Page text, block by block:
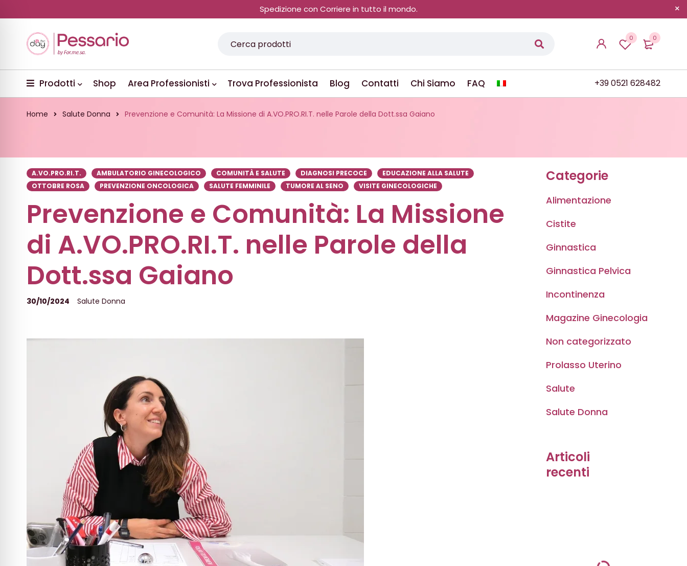
Spedizione con Corriere in tutto il mondo.
0
0
Prodotti Shop Area Professionisti Trova Professionista Blog Contatti Chi Siamo FAQ +39 0521 628482
Home Salute Donna Prevenzione e Comunità: La Missione di A.VO.PRO.RI.T. nelle Parole della Dott.ssa Gaiano
A.VO.PRO.RI.T. AMBULATORIO GINECOLOGICO COMUNITÀ E SALUTE DIAGNOSI PRECOCE
EDUCAZIONE ALLA SALUTE
OTTOBRE ROSA
PREVENZIONE ONCOLOGICA SALUTE FEMMINILE TUMORE AL SENO VISITE GINECOLOGICHE
Prevenzione e Comunità: La Missione
di A.VO.PRO.RI.T. nelle Parole della
Dott.ssa Gaiano
30/10/2024 Salute Donna
Categorie
Alimentazione
Cistite
Ginnastica
Ginnastica Pelvica
Incontinenza
Magazine Ginecologia
Non categorizzato
Prolasso Uterino
Salute
Salute Donna
Articoli
recenti